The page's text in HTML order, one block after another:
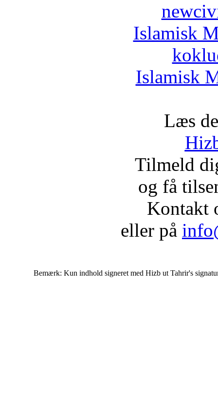
Islamisk
Islamisk
Læs
Tilmeld
og få
Kontakt
eller på
Bemærk: Kun indhold signeret med Hizb ut Tahrir's